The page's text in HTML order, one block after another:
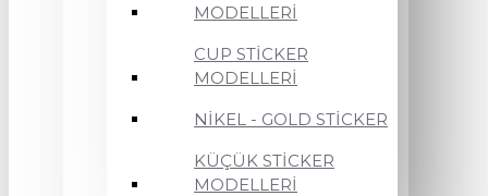
MODELLERİ
CUP STİCKER
MODELLERİ
NİKEL - GOLD STİCKER
KÜÇÜK STİCKER
MODELLERİ